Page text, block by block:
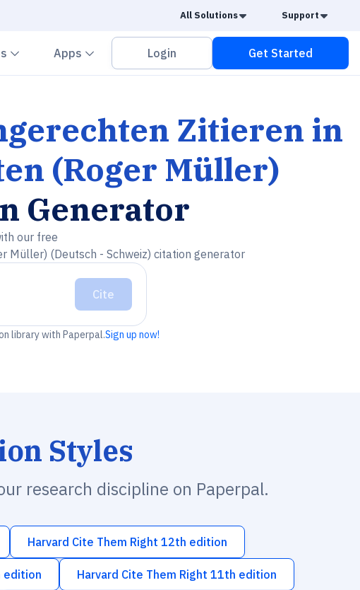
All Solutions Caret Down
Support
Chevron down
Apps Chevron down
Login Get Started
Zitieren in
(Roger Müller)
Generator
our free
Müller) (Deutsch - Schweiz) citation generator
Arbeiten (Roger Müller) (Deutsch - Schweiz)
Cite
library with Paperpal.Sign up now!
Styles
research discipline on Paperpal.
Harvard Cite Them Right 12th edition
edition Harvard Cite Them Right 11th edition